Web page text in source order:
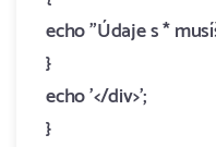
echo "Údaje s *
}
echo '</div>';
}